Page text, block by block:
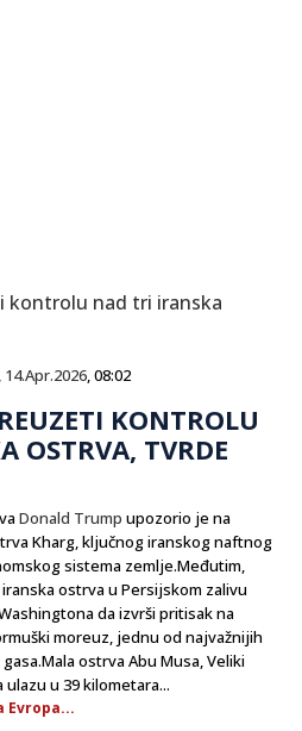
, 14.Apr.2026, 08:02
KONTROLU
OSTRVA, TVRDE
Donald Trump upozorio je na
Kharg, ključnog iranskog naftnog
sistema zemlje.Međutim,
ostrva u Persijskom zalivu
da izvrši pritisak na
moreuz, jednu od najvažnijih
ostrva Abu Musa, Veliki
u 39 kilometara...
Evropa...